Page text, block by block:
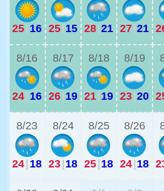
25| 16 25|15 28|21 27|21
8/16
24| 16
8/17
26|19
8/18
21|19
8/19
23|20
8/23
24| 18
8/24
23|18
8/25
25|18
8/26
24|18